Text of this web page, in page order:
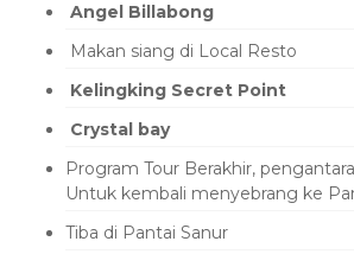
Angel Billabong
Makan siang di Local Resto
Kelingking Secret Point
Crystal bay
Program Tour Berakhir,
Untuk kembali menyebrang ke
Tiba di Pantai Sanur